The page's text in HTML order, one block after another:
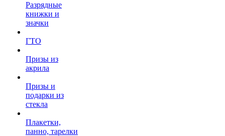
Разрядные
книжки и
значки
ГТО
Призы из
акрила
Призы и
подарки из
стекла
Плакетки,
панно, тарелки